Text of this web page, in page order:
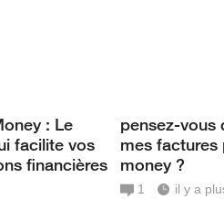
: Le
facilite vos
financières
pensez-vous
mes factures
money ?
1
il y a